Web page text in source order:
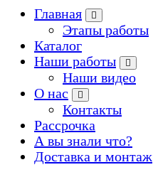
Главная
Этапы работы
Каталог
Наши работы
Наши видео
О нас
Контакты
Рассрочка
А вы знали что?
Доставка и монтаж